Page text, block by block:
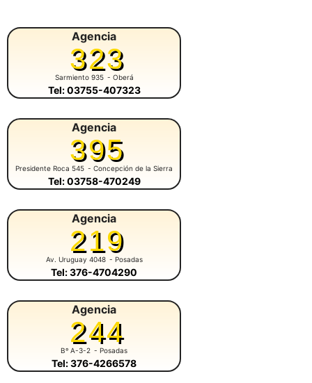
Agencia
323
Sarmiento 935 - Oberá
Tel: 03755-407323
Agencia
395
Presidente Roca 545 - Concepción de la Sierra
Tel: 03758-470249
Agencia
219
Av. Uruguay 4048 - Posadas
Tel: 376-4704290
Agencia
244
Bº A-3-2 - Posadas
Tel: 376-4266578